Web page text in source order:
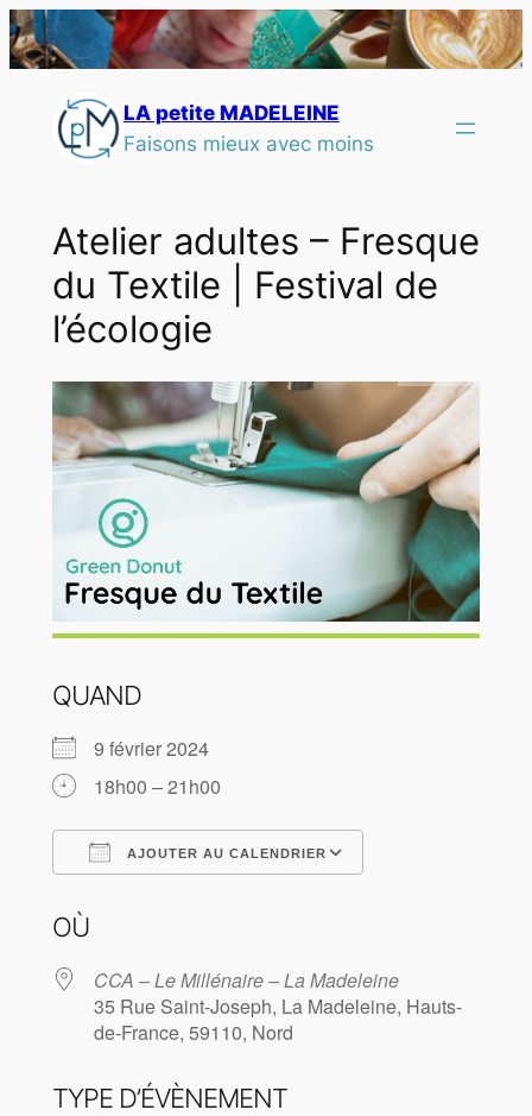
LA petite MADELEINE
Faisons mieux avec moins
Atelier adultes – Fresque
du Textile | Festival de
l’écologie
QUAND
9 février 2024
18h00 – 21h00
AJOUTER AU CALENDRIER
OÙ
CCA – Le Millénaire – La Madeleine
35 Rue Saint-Joseph, La Madeleine, Hauts-
de-France, 59110, Nord
TYPE D’ÉVÈNEMENT